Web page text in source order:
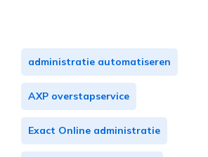
administratie automatiseren
AXP overstapservice
Exact Online administratie